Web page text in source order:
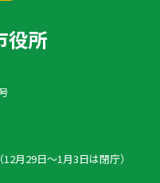
月29日〜1月3日は閉庁）